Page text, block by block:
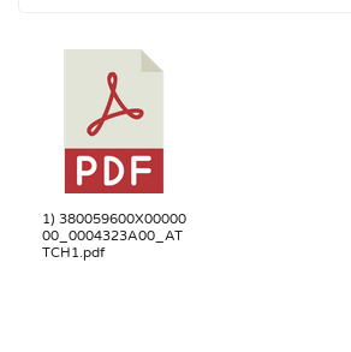
1) 380059600X00000
00_0004323A00_AT
TCH1.pdf